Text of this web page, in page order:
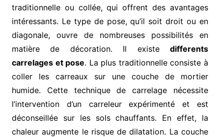
traditionnelle ou collée, qui offrent des avantages
intéressants. Le type de pose, qu’il soit droit ou en
diagonale, ouvre de nombreuses possibilités en
matière de décoration. Il existedifferents
carrelages et pose. La plus traditionnelle consiste à
coller les carreaux sur une couche de mortier
humide. Cette technique de carrelage nécessite
l’intervention d’un carreleur expérimenté et est
déconseillée sur les sols chauffants. En effet, la
chaleur augmente le risque de dilatation. La couche